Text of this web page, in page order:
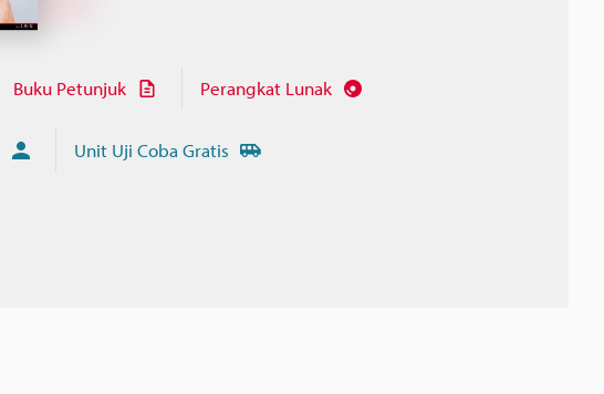
Buku Petunjuk Perangkat Lunak
Unit Uji Coba Gratis